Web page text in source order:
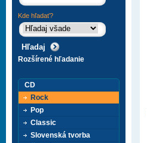
Kde hľadať?
Rozšírené hľadanie
CD
Rock
Pop
Classic
Slovenská tvorba